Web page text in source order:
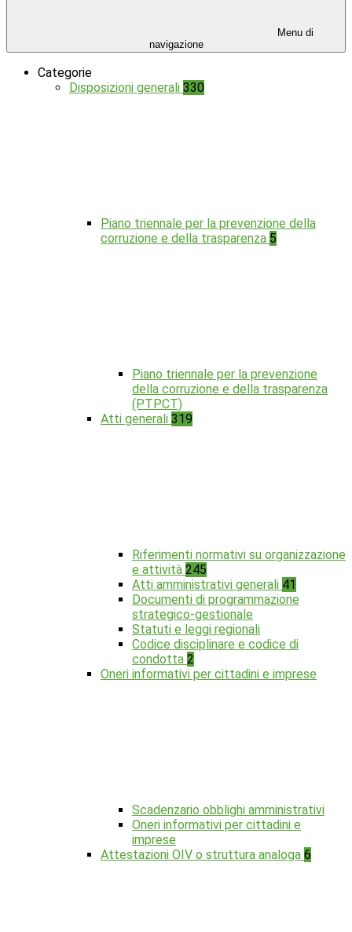
Menu di
navigazione
Categorie
Disposizioni generali 330
Piano triennale per la prevenzione della
corruzione e della trasparenza 5
Piano triennale per la prevenzione
della corruzione e della trasparenza
(PTPCT)
Atti generali 319
Riferimenti normativi su organizzazione
e attività 245
Atti amministrativi generali 41
Documenti di programmazione
strategico-gestionale
Statuti e leggi regionali
Codice disciplinare e codice di
condotta 2
Oneri informativi per cittadini e imprese
Scadenzario obblighi amministrativi
Oneri informativi per cittadini e
imprese
Attestazioni OIV o struttura analoga 6